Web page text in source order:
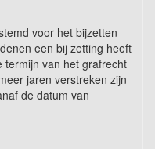
voor het bijzetten
een bij zetting heeft
termijn van het grafrecht
jaren verstreken zijn
de datum van